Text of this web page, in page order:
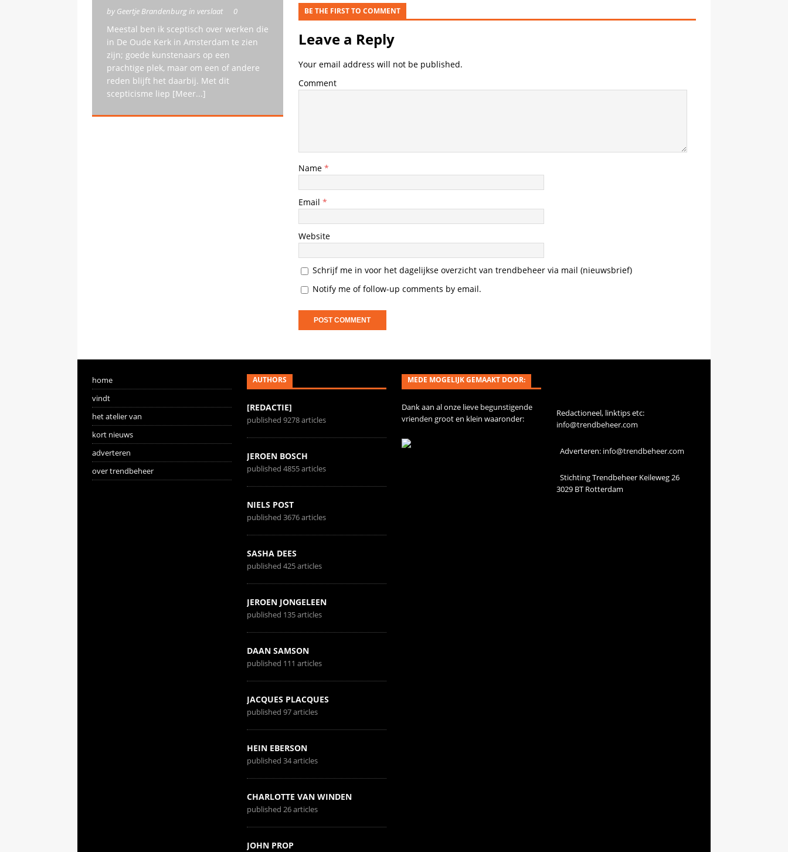
BE THE FIRST TO COMMENT
Leave a Reply
Your email address will not be published.
Comment
Name *
Email *
Website
Schrijf me in voor het dagelijkse overzicht van trendbeheer via mail (nieuwsbrief)
Notify me of follow-up comments by email.
by Geertje Brandenburg in verslaat 0
Meestal ben ik sceptisch over werken die
in De Oude Kerk in Amsterdam te zien
zijn; goede kunstenaars op een
prachtige plek, maar om een of andere
reden blijft het daarbij. Met dit
scepticisme liep [Meer...]
home
vindt
het atelier van
kort nieuws
adverteren
over trendbeheer
AUTHORS
[REDACTIE]
published 9278 articles
JEROEN BOSCH
published 4855 articles
NIELS POST
published 3676 articles
SASHA DEES
published 425 articles
JEROEN JONGELEEN
published 135 articles
DAAN SAMSON
published 111 articles
JACQUES PLACQUES
published 97 articles
HEIN EBERSON
published 34 articles
CHARLOTTE VAN WINDEN
published 26 articles
JOHN PROP
MEDE MOGELIJK GEMAAKT DOOR:
Dank aan al onze lieve begunstigende
vrienden groot en klein waaronder:
Redactioneel, linktips etc:
info@trendbeheer.com
Adverteren: info@trendbeheer.com
Stichting Trendbeheer Keileweg 26
3029 BT Rotterdam